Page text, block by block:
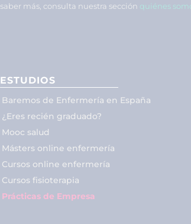
saber más, consulta nuestra sección quiénes
ESTUDIOS
Baremos de Enfermería en España
¿Eres recién graduado?
Mooc salud
Másters online enfermería
Cursos online enfermería
Cursos fisioterapia
Prácticas de Empresa